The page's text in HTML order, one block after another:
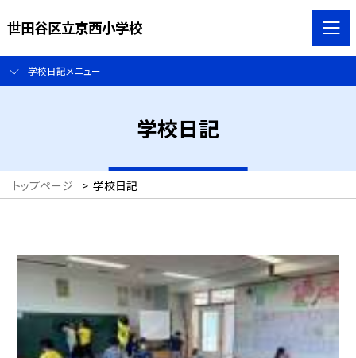
世田谷区立京西小学校
学校日記メニュー
学校日記
トップページ > 学校日記